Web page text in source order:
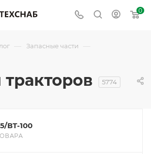
0
— Запасные части —
5774
ВТ-100